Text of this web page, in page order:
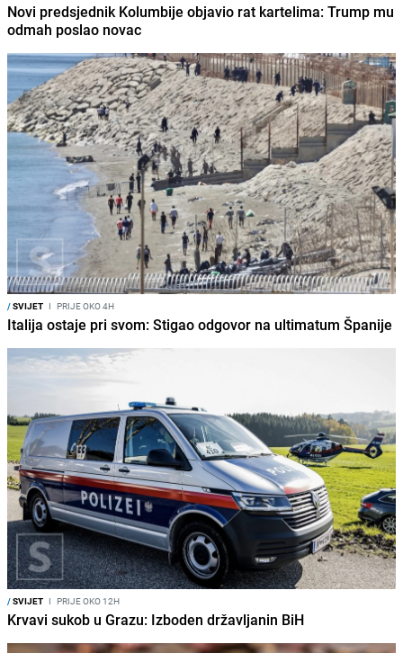
Novi predsjednik Kolumbije objavio rat kartelima: Trump mu
odmah poslao novac
/SVIJET I PRIJE OKO 4H
Italija ostaje pri svom: Stigao odgovor na ultimatum Španije
/SVIJET I PRIJE OKO 12H
Krvavi sukob u Grazu: Izboden državljanin BiH